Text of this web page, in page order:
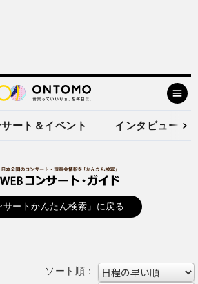
ート＆イベント インタビュー
ートかんたん検索」に戻る
ソート順：